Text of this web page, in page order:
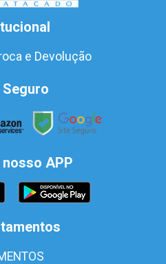
e Devolução
nosso APP